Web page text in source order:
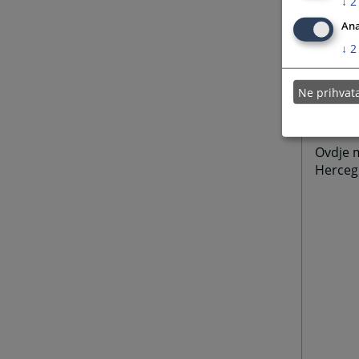
Ovdje
↓ 2
Ne